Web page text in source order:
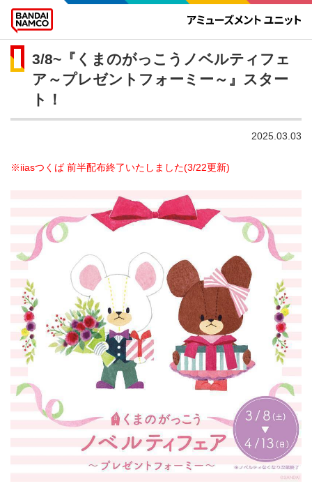
3/8~『くまのがっこうノベルティフェ
ア～プレゼントフォーミー～』スター
ト！
2025.03.03
※iiasつくば 前半配布終了いたしました(3/22更新)